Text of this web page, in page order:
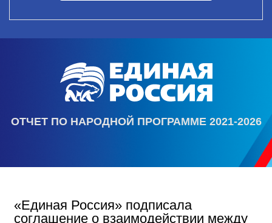
ОТЧЕТ ПО НАРОДНОЙ ПРОГРАММЕ 2021-2026
«Единая Россия» подписала
соглашение о взаимодействии между